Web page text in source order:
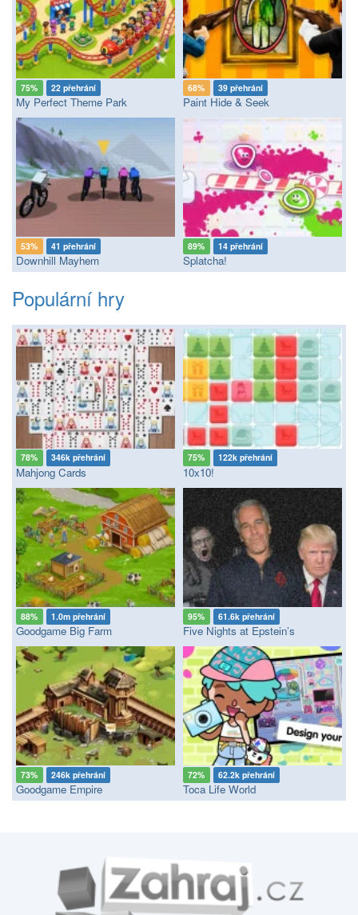
75% 22 přehrání
My Perfect Theme Park
68% 39 přehrání
Paint Hide & Seek
53% 41 přehrání
Downhill Mayhem
89% 14 přehrání
Splatcha!
Populární hry
78% 346k přehrání
Mahjong Cards
75% 122k přehrání
10x10!
88% 1.0m přehrání
Goodgame Big Farm
95% 61.6k přehrání
Five Nights at Epstein’s
73% 246k přehrání
Goodgame Empire
72% 62.2k přehrání
Toca Life World